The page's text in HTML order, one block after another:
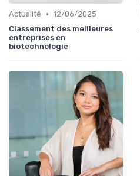
Actualité • 12/06/2025
Classement des meilleures
entreprises en
biotechnologie